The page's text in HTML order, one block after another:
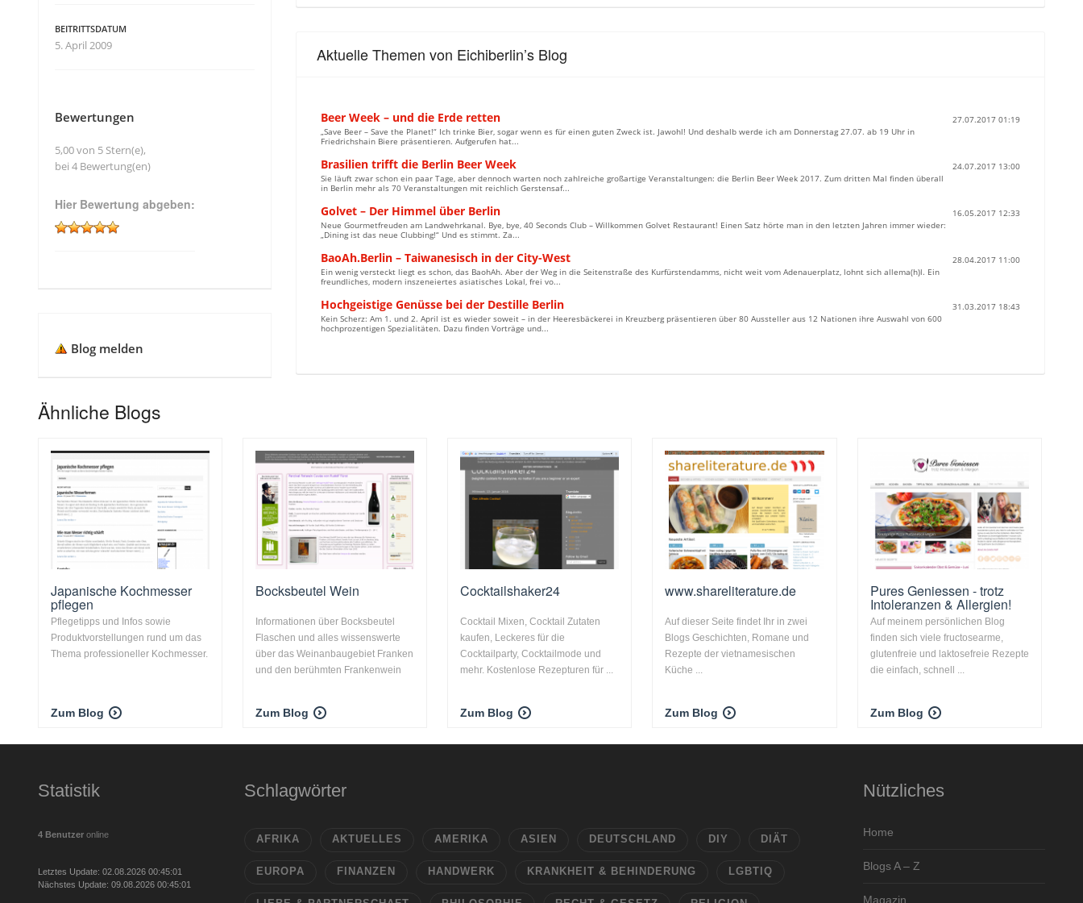
Aktuelle Themen von Eichiberlin’s Blog
Beer Week – und die Erde retten
27.07.2017 01:19
„Save Beer – Save the Planet!“ Ich trinke Bier, sogar wenn es für einen guten Zweck ist. Jawohl! Und deshalb werde ich am Donnerstag 27.07. ab 19 Uhr in
Friedrichshain Biere präsentieren. Aufgerufen hat...
Brasilien trifft die Berlin Beer Week
24.07.2017 13:00
Sie läuft zwar schon ein paar Tage, aber dennoch warten noch zahlreiche großartige Veranstaltungen: die Berlin Beer Week 2017. Zum dritten Mal finden überall
in Berlin mehr als 70 Veranstaltungen mit reichlich Gerstensaf...
Golvet – Der Himmel über Berlin
16.05.2017 12:33
Neue Gourmetfreuden am Landwehrkanal. Bye, bye, 40 Seconds Club – Willkommen Golvet Restaurant! Einen Satz hörte man in den letzten Jahren immer wieder:
„Dining ist das neue Clubbing!“ Und es stimmt. Za...
BaoAh.Berlin – Taiwanesisch in der City-West
28.04.2017 11:00
Ein wenig versteckt liegt es schon, das BaohAh. Aber der Weg in die Seitenstraße des Kurfürstendamms, nicht weit vom Adenauerplatz, lohnt sich allema(h)l. Ein
freundliches, modern inszeneiertes asiatisches Lokal, frei vo...
Hochgeistige Genüsse bei der Destille Berlin
31.03.2017 18:43
Kein Scherz: Am 1. und 2. April ist es wieder soweit – in der Heeresbäckerei in Kreuzberg präsentieren über 80 Aussteller aus 12 Nationen ihre Auswahl von 600
hochprozentigen Spezialitäten. Dazu finden Vorträge und...
BEITRITTSDATUM
5. April 2009
Bewertungen
5,00 von 5 Stern(e),
bei 4 Bewertung(en)
Hier Bewertung abgeben:
Blog melden
Ähnliche Blogs
Japanische Kochmesser
pflegen
Pflegetipps und Infos sowie
Produktvorstellungen rund um das
Thema professioneller Kochmesser.
Zum Blog
Bocksbeutel Wein
Informationen über Bocksbeutel
Flaschen und alles wissenswerte
über das Weinanbaugebiet Franken
und den berühmten Frankenwein
Zum Blog
Cocktailshaker24
Cocktail Mixen, Cocktail Zutaten
kaufen, Leckeres für die
Cocktailparty, Cocktailmode und
mehr. Kostenlose Rezepturen für ...
Zum Blog
www.shareliterature.de
Auf dieser Seite findet Ihr in zwei
Blogs Geschichten, Romane und
Rezepte der vietnamesischen
Küche ...
Zum Blog
Pures Geniessen - trotz
Intoleranzen & Allergien!
Auf meinem persönlichen Blog
finden sich viele fructosearme,
glutenfreie und laktosefreie Rezepte
die einfach, schnell ...
Zum Blog
Statistik
4 Benutzer online
Letztes Update: 02.08.2026 00:45:01
Nächstes Update: 09.08.2026 00:45:01
Schlagwörter
AFRIKA AKTUELLES AMERIKA ASIEN DEUTSCHLAND DIY DIÄT
EUROPA FINANZEN HANDWERK KRANKHEIT & BEHINDERUNG LGBTIQ
Nützliches
Home
Blogs A – Z
Magazin